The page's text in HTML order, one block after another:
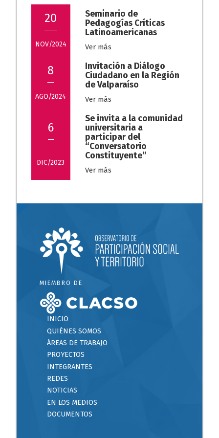
20
NOV/2024
Seminario de
Pedagogías Críticas
Latinoamericanas
Ver más
8
AGO/2024
Invitación a Diálogo
Ciudadano en la Región
de Valparaíso
Ver más
6
DIC/2023
Se invita a la comunidad
universitaria a
participar del
“Conversatorio
Constituyente”
Ver más
MIEMBRO DE
INICIO
QUIÉNES SOMOS
ÁREAS DE TRABAJO
PROYECTOS
INTEGRANTES
REDES
NOTICIAS
EN LOS MEDIOS
DOCUMENTOS